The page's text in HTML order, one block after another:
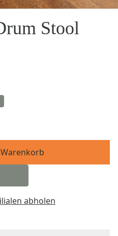
Stool
abholen